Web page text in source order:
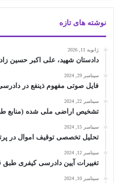
نوشته های تازه
ژانویه 11, 2026
دادستان شهید، علی اکبر حسین
سپتامبر 29, 2024
فایل صوتی مفهوم ذینفع در
سپتامبر 22, 2024
تشخیص اراضی ملی شده (منابع
سپتامبر 15, 2024
تحلیل تخصصی توقیف اموال در
سپتامبر 12, 2024
تغییرات آیین دادرسی کیفری
سپتامبر 10, 2024